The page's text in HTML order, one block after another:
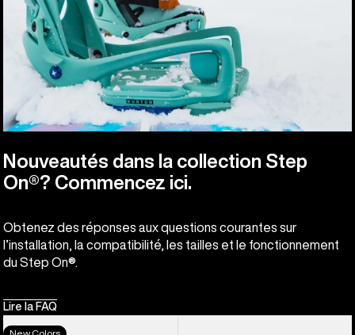
Nouveautés dans la collection Step
On®? Commencez ici.
Obtenez des réponses aux questions courantes sur
l’installation, la compatibilité, les tailles et le fonctionnement
du Step On®.
Lire la FAQ
Burton